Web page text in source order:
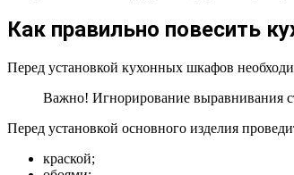
Как правильно повесить
Перед установкой кухонных шкафов
Важно! Игнорирование выравнивания
Перед установкой основного изделия
краской;